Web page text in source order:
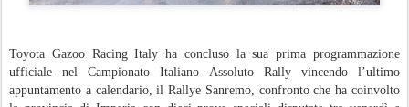
Toyota Gazoo Racing Italy ha concluso la sua prima programmazione
ufficiale nel Campionato Italiano Assoluto Rally vincendo l’ultimo
appuntamento a calendario, il Rallye Sanremo, confronto che ha coinvolto